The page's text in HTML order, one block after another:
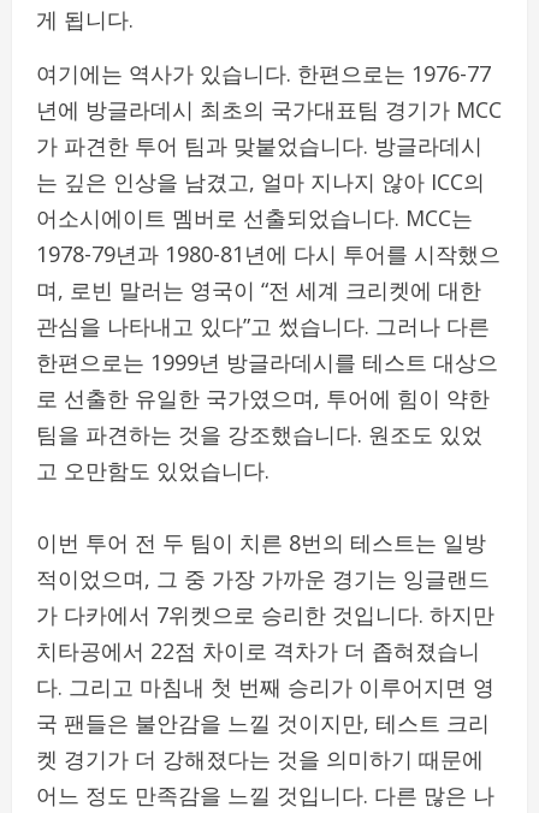
게 됩니다.
여기에는 역사가 있습니다. 한편으로는 1976-77
년에 방글라데시 최초의 국가대표팀 경기가 MCC
가 파견한 투어 팀과 맞붙었습니다. 방글라데시
는 깊은 인상을 남겼고, 얼마 지나지 않아 ICC의
어소시에이트 멤버로 선출되었습니다. MCC는
1978-79년과 1980-81년에 다시 투어를 시작했으
며, 로빈 말러는 영국이 “전 세계 크리켓에 대한
관심을 나타내고 있다”고 썼습니다. 그러나 다른
한편으로는 1999년 방글라데시를 테스트 대상으
로 선출한 유일한 국가였으며, 투어에 힘이 약한
팀을 파견하는 것을 강조했습니다. 원조도 있었
고 오만함도 있었습니다.
이번 투어 전 두 팀이 치른 8번의 테스트는 일방
적이었으며, 그 중 가장 가까운 경기는 잉글랜드
가 다카에서 7위켓으로 승리한 것입니다. 하지만
치타공에서 22점 차이로 격차가 더 좁혀졌습니
다. 그리고 마침내 첫 번째 승리가 이루어지면 영
국 팬들은 불안감을 느낄 것이지만, 테스트 크리
켓 경기가 더 강해졌다는 것을 의미하기 때문에
어느 정도 만족감을 느낄 것입니다. 다른 많은 나